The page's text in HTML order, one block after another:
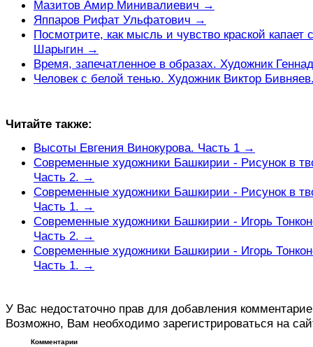
Мазитов Амир Минивалиевич →
Яппаров Рифат Ульфатович →
Посмотрите, как мысль и чувство краской капает
Шарыгин →
Время, запечатленное в образах. Художник
Человек с белой тенью. Художник Виктор
Читайте также:
Высоты Евгения Винокурова. Часть 1 →
Современные художники Башкирии - Рисунок в
Часть 2. →
Современные художники Башкирии - Рисунок в
Часть 1. →
Современные художники Башкирии - Игорь
Часть 2. →
Современные художники Башкирии - Игорь
Часть 1. →
У Вас недостаточно прав для добавления
Возможно, Вам необходимо зарегистрироваться на
Комментарии